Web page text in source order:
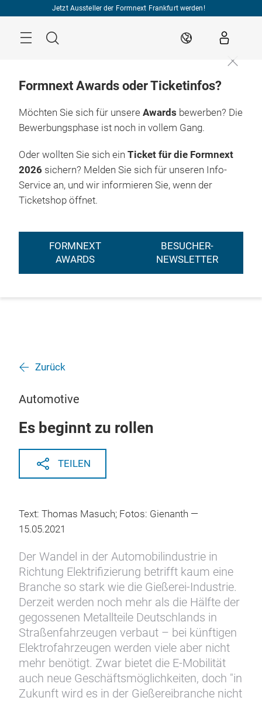
Jetzt Aussteller der Formnext Frankfurt werden!
Suche DE
Formnext Awards oder Ticketinfos?
Möchten Sie sich für unsere Awards bewerben? Die
Bewerbungsphase ist noch in vollem Gang.
Oder wollten Sie sich ein Ticket für die Formnext
2026 sichern? Melden Sie sich für unseren Info-
Service an, und wir informieren Sie, wenn der
Ticketshop öffnet.
FORMNEXT
AWARDS
BESUCHER-
NEWSLETTER
Zurück
Automotive
Es beginnt zu rollen
TEILEN
Text: Thomas Masuch; Fotos: Gienanth —
15.05.2021
Der Wandel in der Automobilindustrie in
Richtung Elektrifizierung betrifft kaum eine
Branche so stark wie die Gießerei-Industrie.
Derzeit werden noch mehr als die Hälfte der
gegossenen Metallteile Deutschlands in
Straßenfahrzeugen verbaut – bei künftigen
Elektrofahrzeugen werden viele aber nicht
mehr benötigt. Zwar bietet die E-Mobilität
auch neue Geschäftsmöglichkeiten, doch "in
Zukunft wird es in der Gießereibranche nicht